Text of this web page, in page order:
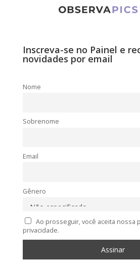
Inscreva-se no Painel e
novidades por email
Nome
Sobrenome
Email
Gênero
Ao prosseguir, você aceita nossa
privacidade.